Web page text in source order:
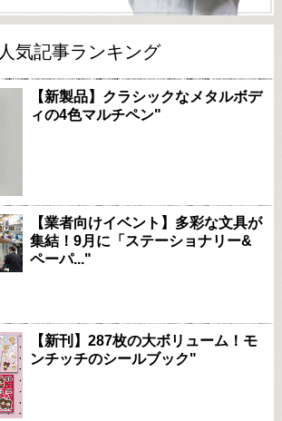
人気記事ランキング
【新製品】クラシックなメタルボデ
ィの4色マルチペン"
【業者向けイベント】多彩な文具が
集結！9月に「ステーショナリー&
ペーパ..."
【新刊】287枚の大ボリューム！モ
ンチッチのシールブック"